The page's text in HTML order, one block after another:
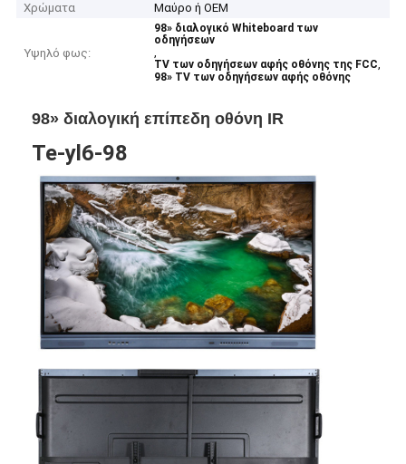
Χρώματα
Μαύρο ή OEM
Υψηλό φως:
98» διαλογικό Whiteboard των
οδηγήσεων
,
TV των οδηγήσεων αφής οθόνης της FCC,
98» TV των οδηγήσεων αφής οθόνης
98» διαλογική επίπεδη οθόνη IR
Te-yl6-98